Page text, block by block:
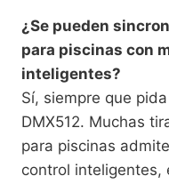
¿Se pueden
para piscinas con
inteligentes?
Sí, siempre que
DMX512. Muchas
para piscinas
control inteligentes,